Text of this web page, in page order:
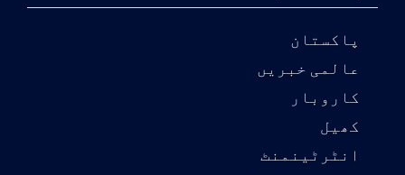
پاکستان
عالمی خبریں
کاروبار
کھیل
انٹرٹینمنٹ